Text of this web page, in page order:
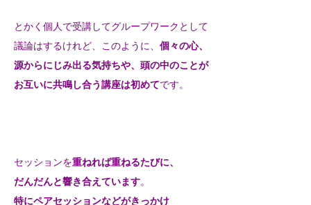
とかく個人で受講してグループワークとして
議論はするけれど、 このように、 個々の心、
源からにじみ出る気持ちや、 頭の中のことが
お互いに共鳴し合う講座は初めてです。
セッションを重ねれば重ねるたびに、
だんだんと響き合えています。
特にペアセッションなどがきっかけ